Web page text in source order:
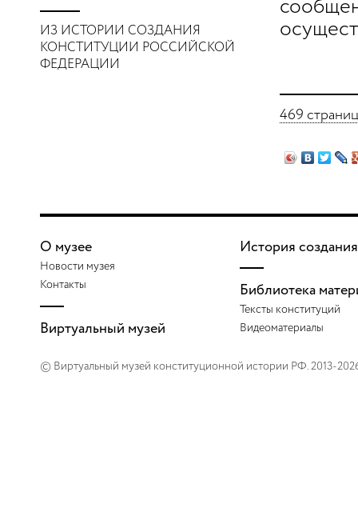
ИЗ ИСТОРИИ СОЗДАНИЯ
КОНСТИТУЦИИ РОССИЙСКОЙ
ФЕДЕРАЦИИ
469
О музее
Новости музея
Контакты
Виртуальный музей
История создания
Библиотека
Тексты конституций
Видеоматериалы
© Виртуальный музей конституционной истории РФ. 2013-